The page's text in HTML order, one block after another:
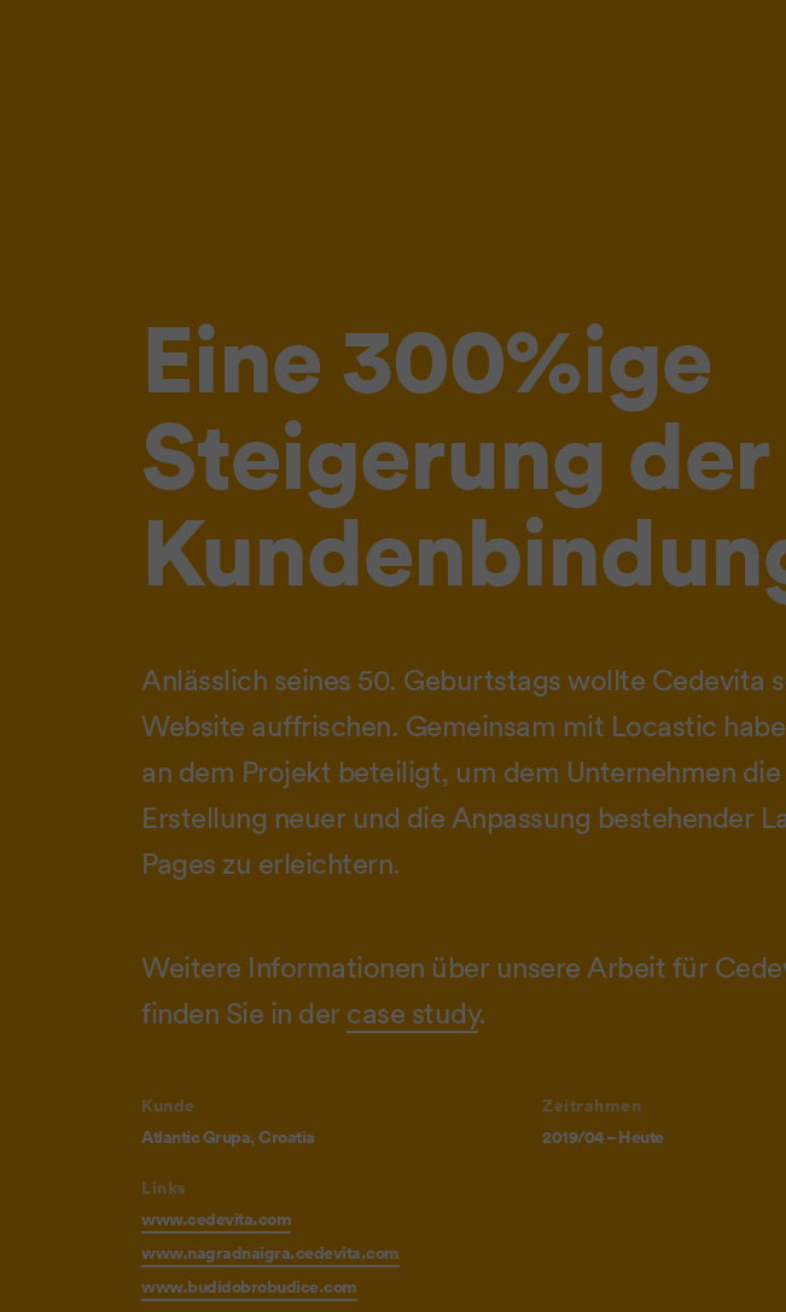
Eine 300%ige
Steigerung der
Anlässlich seines 50. Geburtstags wollte Cedevita
Website auffrischen. Gemeinsam mit Locastic
an dem Projekt beteiligt, um dem Unternehmen die
Erstellung neuer und die Anpassung bestehender
Pages zu erleichtern.
Weitere Informationen über unsere Arbeit für
finden Sie in dercase study.
Kunde
Atlantic Grupa, Croatia
Zeitrahmen
2019/04 – Heute
Links
www.cedevita.com
www.nagradnaigra.cedevita.com
www.budidobrobudice.com